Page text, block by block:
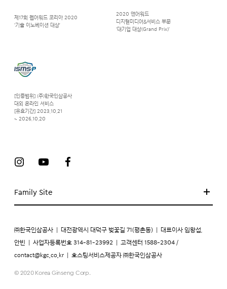
Family Site
제17회 웹어워드 코리아 2020
‘기술 이노베이션 대상’
2020 앤어워드
디지털미디어&서비스 부문
‘대기업 대상(Grand Prix)’
[인증범위] (주)한국인삼공사
대외 온라인 서비스
[유효기간] 2023.10.21
~ 2026.10.20
㈜한국인삼공사 대전광역시 대덕구 벚꽃길 71(평촌동) 대표이사 임왕섭,
안빈 사업자등록번호 314-81-23992 고객센터 1588-2304 /
contact@kgc.co.kr 호스팅서비스제공자 ㈜한국인삼공사
© 2020 Korea Ginseng Corp.